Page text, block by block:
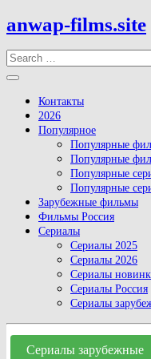
Skip
to
content
anwap-films.site
Open
Button
Контакты
2026
Популярное
Популярные
Популярные
Популярные
Популярные
Зарубежные фильмы
Фильмы Россия
Сериалы
Сериалы 2025
Сериалы 2026
Сериалы
Сериалы Россия
Сериалы
Close
Button
Сериалы зарубежные